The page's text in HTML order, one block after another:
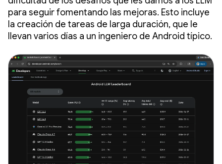
para seguir fomentando las mejoras. Esto incluye
la creación de tareas de larga duración, que le
llevan varios días a un ingeniero de Android típico.